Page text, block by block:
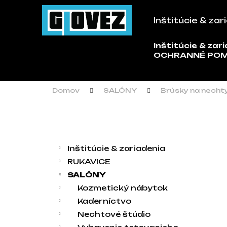
Prejsť na obsah
Inštitúcie &
Inštitúcie &
OCHRANNÉ
Domov SALÓNY Brúsky na
Inštitúcie & zariadenia
RUKAVICE
SALÓNY
Kozmetický nábytok
Kaderníctvo
Nechtové štúdio
Späť
Späť